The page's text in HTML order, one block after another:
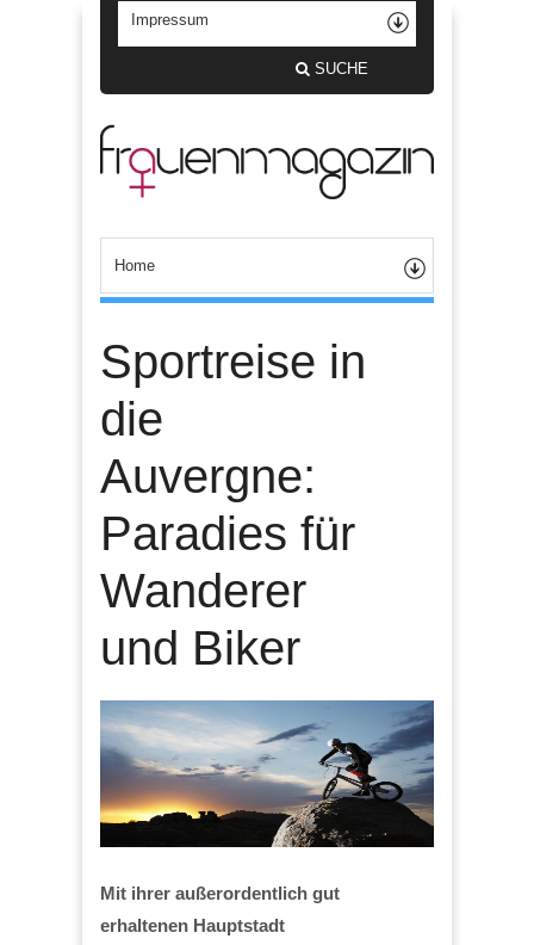
SUCHE
Sportreise in
die
Auvergne:
Paradies für
Wanderer
und Biker
Mit ihrer außerordentlich gut
erhaltenen Hauptstadt